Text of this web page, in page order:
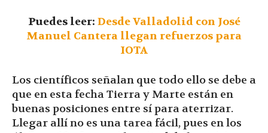
Puedes leer: Desde Valladolid con José
Manuel Cantera llegan refuerzos para
IOTA
Los científicos señalan que todo ello se debe a
que en esta fecha Tierra y Marte están en
buenas posiciones entre sí para aterrizar.
Llegar allí no es una tarea fácil, pues en los